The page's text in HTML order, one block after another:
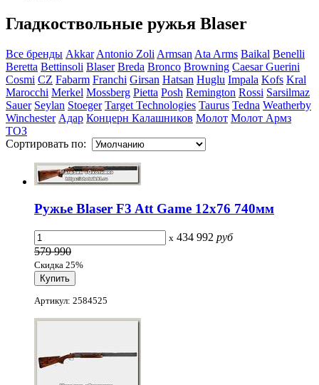
Гладкоствольные ружья Blaser
Все бренды Akkar Antonio Zoli Armsan Ata Arms Baikal Benelli
Beretta Bettinsoli Blaser Breda Bronco Browning Caesar Guerini
Cosmi CZ Fabarm Franchi Girsan Hatsan Huglu Impala Kofs Kral
Marocchi Merkel Mossberg Pietta Posh Remington Rossi Sarsilmaz
Sauer Seylan Stoeger Target Technologies Taurus Tedna Weatherby
Winchester Адар Концерн Калашников Молот Молот Армз
ТОЗ
Сортировать по:
Ружье Blaser F3 Att Game 12х76 740мм
x 434 992 руб
579 990
Скидка 25%
Артикул: 2584525